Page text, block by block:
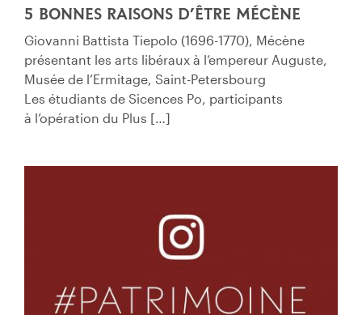
5 BONNES RAISONS D’ÊTRE MÉCÈNE
Giovanni Battista Tiepolo (1696-1770), Mécène
présentant les arts libéraux à l’empereur Auguste,
Musée de l’Ermitage, Saint-Petersbourg
Les étudiants de Sicences Po, participants
à l’opération du Plus […]